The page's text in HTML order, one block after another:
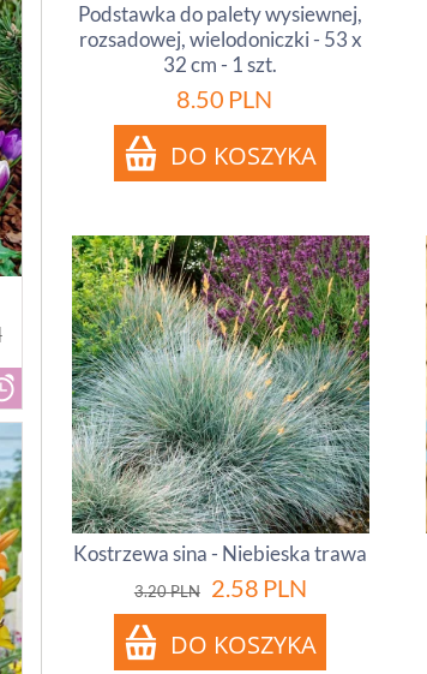
Podstawka do palety wysiewnej,
rozsadowej, wielodoniczki - 53 x
32 cm - 1 szt.
8.50 PLN
Kostrzewa sina - Niebieska trawa
3.20PLN 2.58 PLN